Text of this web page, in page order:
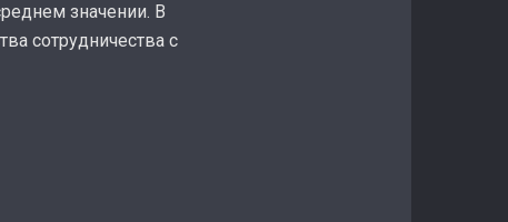
значении. В
сотрудничества с